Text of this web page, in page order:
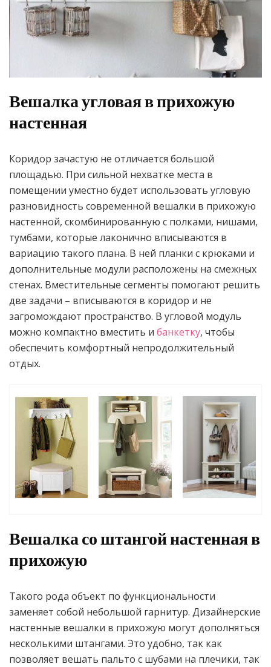
Вешалка угловая в прихожую
настенная
Коридор зачастую не отличается большой
площадью. При сильной нехватке места в
помещении уместно будет использовать угловую
разновидность современной вешалки в прихожую
настенной, скомбинированную с полками, нишами,
тумбами, которые лаконично вписываются в
вариацию такого плана. В ней планки с крюками и
дополнительные модули расположены на смежных
стенах. Вместительные сегменты помогают решить
две задачи – вписываются в коридор и не
загромождают пространство. В угловой модуль
можно компактно вместить и банкетку, чтобы
обеспечить комфортный непродолжительный
отдых.
Вешалка со штангой настенная в
прихожую
Такого рода объект по функциональности
заменяет собой небольшой гарнитур. Дизайнерские
настенные вешалки в прихожую могут дополняться
несколькими штангами. Это удобно, так как
позволяет вешать пальто с шубами на плечики, так